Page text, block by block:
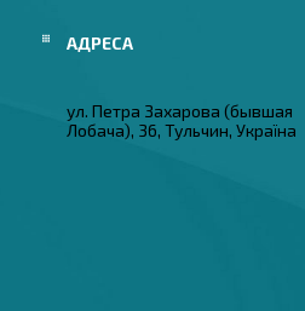
ул. Петра Захарова (бывшая
Лобача), 36, Тульчин, Україна